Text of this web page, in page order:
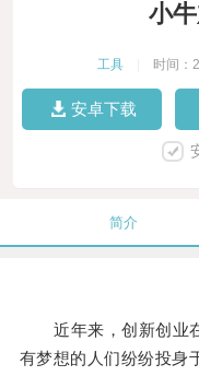
小
工具 时间：
安卓下载
简介
近年来，创新创业在
有梦想的人们纷纷投身